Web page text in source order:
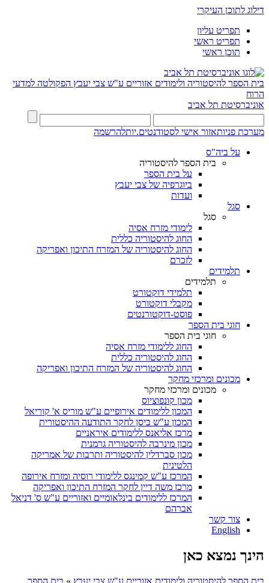
דילוג לתוכן העיקרי
תפריט עליון
תפריט ראשי
תוכן ראשי
בית הספר להיסטוריה ולימודים אזוריים ע"ש צבי יעבץ הפקולטה למדעי
הרוח
אוניברסיטת תל אביב
מערכת פניותאזור אישי לסטודנטים.יותלהרשמה
על ביה"ס
בית הספר להיסטוריה
על בית הספר
ביוגרפיה של צבי יעבץ
ועדות
סגל
סגל
לימודי מזרח אסיה
החוג להיסטוריה כללית
החוג להיסטוריה של המזרח התיכון ואפריקה
לזכרם
תלמידים
תלמידים
תלמידי דוקטורט
מקבלי דוקטורט
פוסט-דוקטורנטים
חוגי בית הספר
חוגי בית הספר
החוג ללימודי מזרח אסיה
החוג להיסטוריה כללית
החוג להיסטוריה של המזרח התיכון ואפריקה
מכונים ומרכזי מחקר
מכונים ומרכזי מחקר
מכון קונפוציוס
המכון ללימודים אירופיים ע"ש מוריס א' קוריאל
המכון ע"ש ביסן לחקר התודעה ההיסטורית
מרכז אליאנס ללימודים איראניים
מכון מינרבה להיסטוריה גרמנית
מכון סברדלין להיסטוריה ותרבות של אמריקה
הלטינית
המרכז ע"ש קמינגס ללימודי רוסיה ומזרח אירופה
מרכז משה דיין לחקר המזרח התיכון ואפריקה
המרכז ללימודים בינלאומיים ואזוריים ע"ש ס' דניאל
אברהם
צור קשר
English
הינך נמצא כאן
בית הספר להיסטוריה ולימודים אזוריים ע"ש צבי יעבץ » בית הספר